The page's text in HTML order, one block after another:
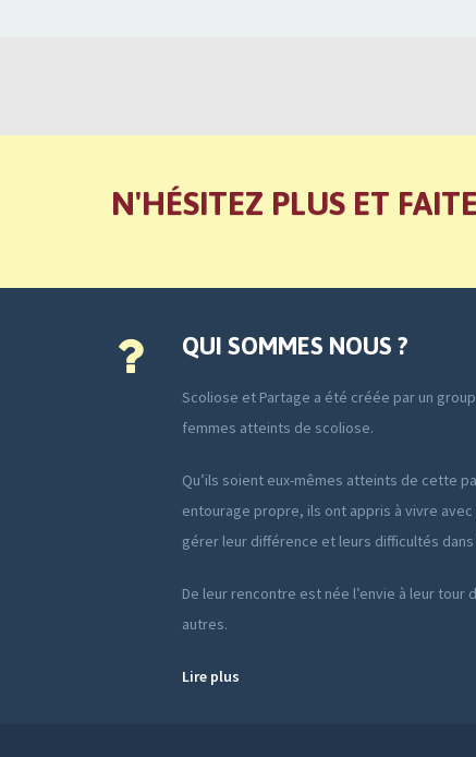
N'HÉSITEZ PLUS ET
QUI SOMMES NOUS ?
Scoliose et Partage a été créée par un
femmes atteints de scoliose.
Qu’ils soient eux-mêmes atteints de cette
entourage propre, ils ont appris à vivre
gérer leur différence et leurs difficultés
De leur rencontre est née l’envie à leur tour
autres.
Lire plus